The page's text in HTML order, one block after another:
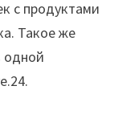
с продуктами
Такое же
одной